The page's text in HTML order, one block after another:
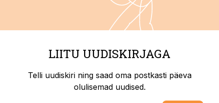
LIITU UUDISKIRJAGA
Telli uudiskiri ning saad oma postkasti päeva
olulisemad uudised.